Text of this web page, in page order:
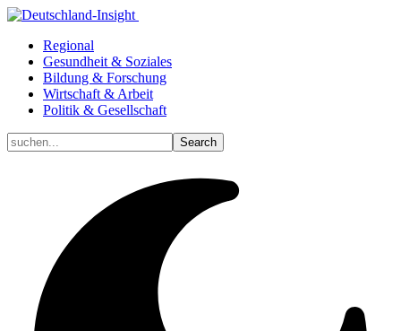
Regional
Gesundheit & Soziales
Bildung & Forschung
Wirtschaft & Arbeit
Politik & Gesellschaft